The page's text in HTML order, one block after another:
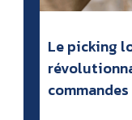
Le picking
commandes